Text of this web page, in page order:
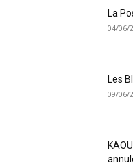
La
04/06/
Les
09/06/